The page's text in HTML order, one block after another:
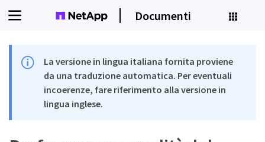
Documenti
La versione in lingua italiana fornita proviene
da una traduzione automatica. Per eventuali
incoerenze, fare riferimento alla versione in
lingua inglese.